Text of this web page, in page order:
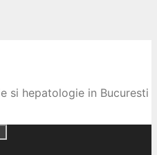
si hepatologie in Bucuresti